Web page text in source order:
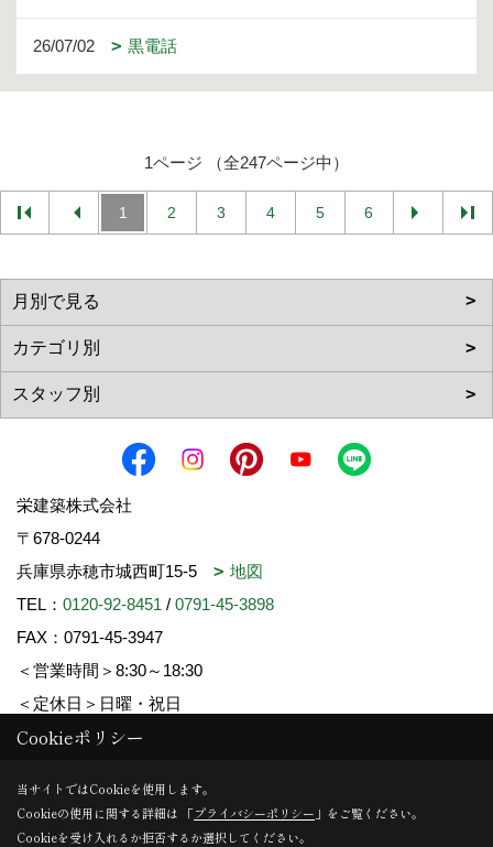
26/07/02 黒電話
1ページ （全247ページ中）
1 2 3 4 5 6
栄建築株式会社
〒678-0244
兵庫県赤穂市城西町15-5
地図
TEL： 0120-92-8451 / 0791-45-3898
FAX：0791-45-3947
＜営業時間＞8:30～18:30
＜定休日＞日曜・祝日
Copyright (c) SAKAE-KENCHIKU. All Rights Reserved.
Produced byゴデスクリエイト
Cookieポリシー
当サイトではCookieを使用します。
Cookieの使用に関する詳細は 「プライバシーポリシー 」をご覧ください。
Cookieを受け入れるか拒否するか選択してください。